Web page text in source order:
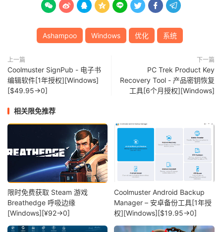
       
Ashampoo Windows 优化 系统
上一篇
Coolmuster SignPub - 电子书
编辑软件[1年授权][Windows]
[$49.95→0]
下一篇
PC Trek Product Key
Recovery Tool - 产品密钥恢复
工具[6个月授权][Windows]
相关限免推荐
限时免费获取 Steam 游戏
Breathedge 呼吸边缘
[Windows][¥92→0]
Coolmuster Android Backup
Manager – 安卓备份工具[1年授
权][Windows][$19.95→0]